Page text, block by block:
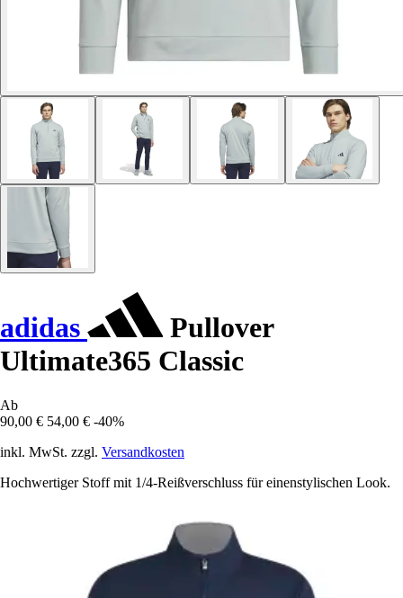
adidas
Pullover
Ultimate365 Classic
Ab
90,00 € 54,00 € -40%
inkl. MwSt. zzgl. Versandkosten
Hochwertiger Stoff mit 1/4-Reißverschluss für einenstylischen Look.